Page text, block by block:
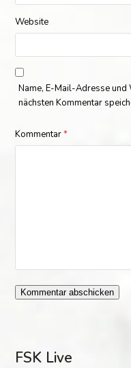
Website
Name, E-Mail-Adresse
nächsten Kommentar
Kommentar*
FSK Live